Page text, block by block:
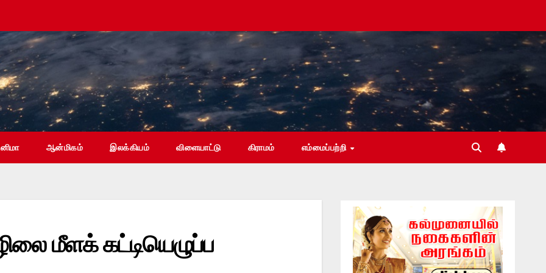
ஆன்மிகம் இலக்கியம் விளையாட்டு கிராமம் எம்மைப்பற்றி
மீளக் கட்டியெழுப்ப